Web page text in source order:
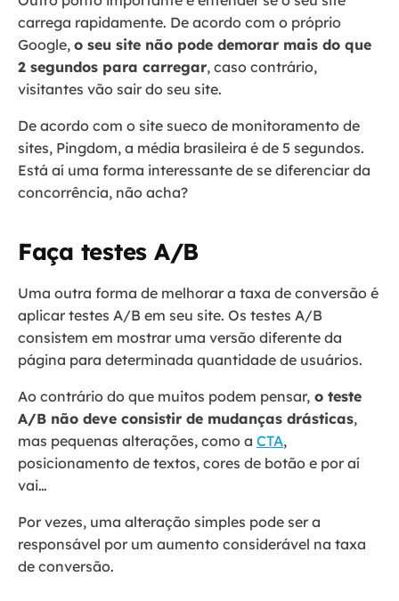
carrega rapidamente. De acordo com o próprio
Google, o seu site não pode demorar mais do que
2 segundos para carregar, caso contrário,
visitantes vão sair do seu site.
De acordo com o site sueco de monitoramento de
sites, Pingdom, a média brasileira é de 5 segundos.
Está aí uma forma interessante de se diferenciar da
concorrência, não acha?
Faça testes A/B
Uma outra forma de melhorar a taxa de conversão é
aplicar testes A/B em seu site. Os testes A/B
consistem em mostrar uma versão diferente da
página para determinada quantidade de usuários.
Ao contrário do que muitos podem pensar, o teste
A/B não deve consistir de mudanças drásticas,
mas pequenas alterações, como a CTA,
posicionamento de textos, cores de botão e por aí
vai…
Por vezes, uma alteração simples pode ser a
responsável por um aumento considerável na taxa
de conversão.